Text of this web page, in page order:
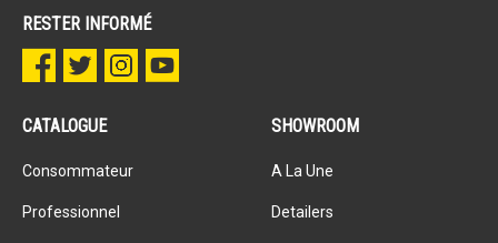
RESTER INFORMÉ
CATALOGUE
Consommateur
Professionnel
SHOWROOM
A La Une
Detailers